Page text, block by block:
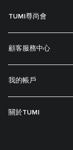
TUMI尊尚會
顧客服務中心
我的帳戶
關於TUMI